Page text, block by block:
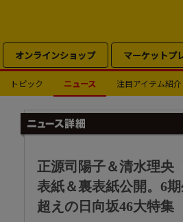
オンラインショップ マーケットプ
トピック ニュース 注目アイテム紹介
正源司陽子＆清水理央
表紙＆裏表紙公開。6
超えの日向坂46大特集